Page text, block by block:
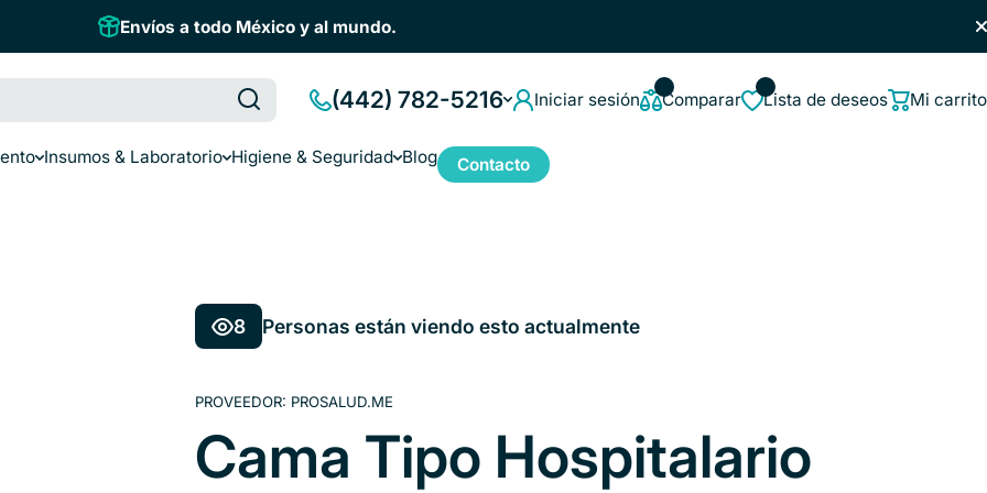
Envíos a todo México y al mundo.
Insumos & Laboratorio Higiene & Seguridad Blog Contacto
(442) 782-5216 Iniciar sesión Comparar Lista de deseos Mi carrito
8 Personas están viendo esto actualmente
PROVEEDOR: PROSALUD.ME
Cama Tipo Hospitalario